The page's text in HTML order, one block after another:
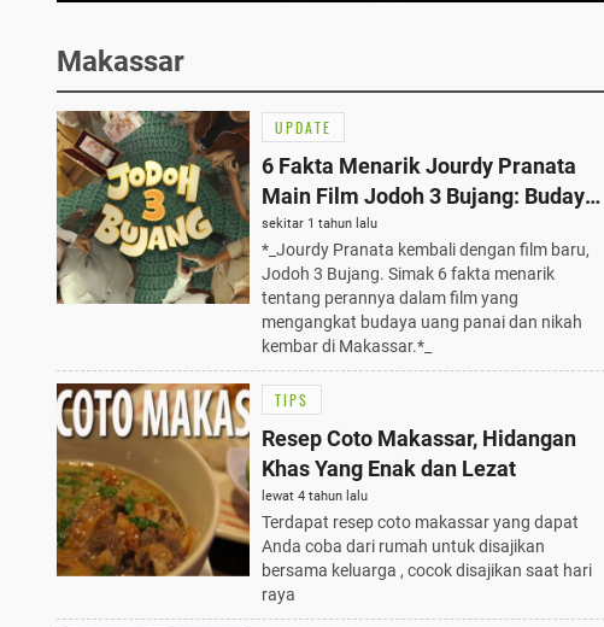
Makassar
UPDATE
6 Fakta Menarik Jourdy Pranata
Main Film Jodoh 3 Bujang: Budaya
Uang Panai dan Nikah Kembar
sekitar 1 tahun lalu
*_Jourdy Pranata kembali dengan film baru,
Jodoh 3 Bujang. Simak 6 fakta menarik
tentang perannya dalam film yang
mengangkat budaya uang panai dan nikah
kembar di Makassar.*_
TIPS
Resep Coto Makassar, Hidangan
Khas Yang Enak dan Lezat
lewat 4 tahun lalu
Terdapat resep coto makassar yang dapat
Anda coba dari rumah untuk disajikan
bersama keluarga , cocok disajikan saat hari
raya